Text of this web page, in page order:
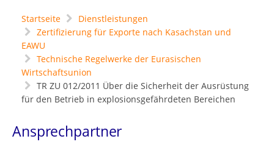
Startseite
Dienstleistungen
Zertifizierung für Exporte nach Kasachstan und
EAWU
Technische Regelwerke der Eurasischen
Wirtschaftsunion
TR ZU 012/2011 Über die Sicherheit der Ausrüstung
für den Betrieb in explosionsgefährdeten Bereichen
Ansprechpartner